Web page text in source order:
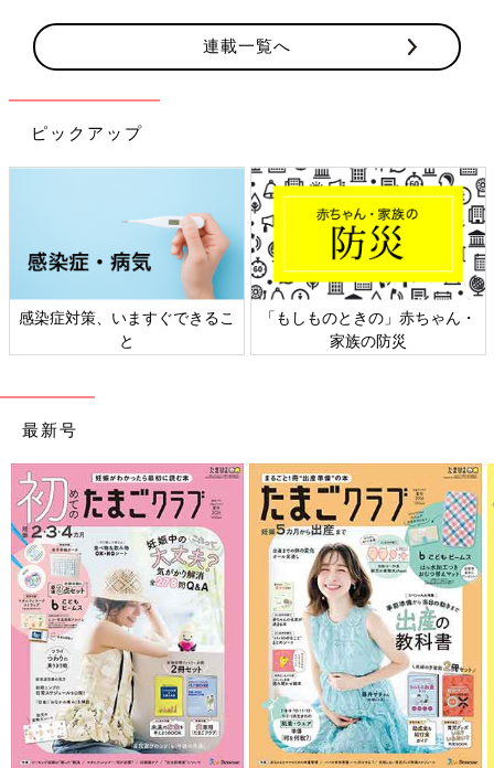
連載一覧へ
ピックアップ
日本外来小児科学会リーフレッ
ト検討会
六星占術 細木かおりさんの人生
相談
最新号